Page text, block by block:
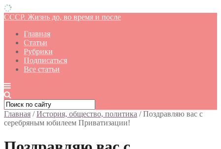
СССР. Жизнь до, во время и после
Главная
Статьи
Рубрики
Подписаться
Все статьи
Главная /История, общество, политика /Поздравляю вас с
серебряным юбилеем Приватизации!